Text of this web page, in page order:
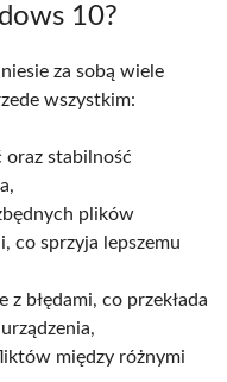
10?
za sobą wiele
wszystkim:
oraz stabilność
plików
co sprzyja lepszemu
błędami, co przekłada
między różnymi